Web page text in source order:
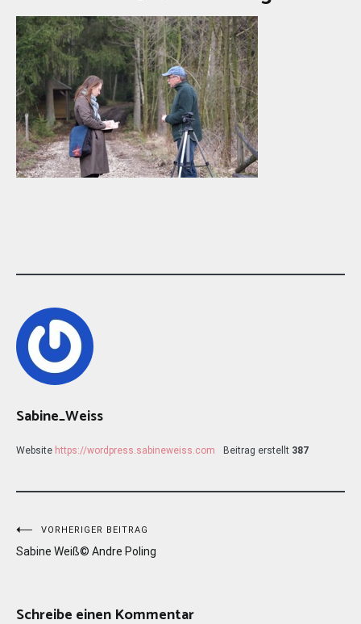
Sabine_Weiss
Website https://wordpress.sabineweiss.com Beitrag erstellt 387
Beitragsnavigation
VORHERIGER BEITRAG
Sabine Weiß© Andre Poling
Schreibe einen Kommentar